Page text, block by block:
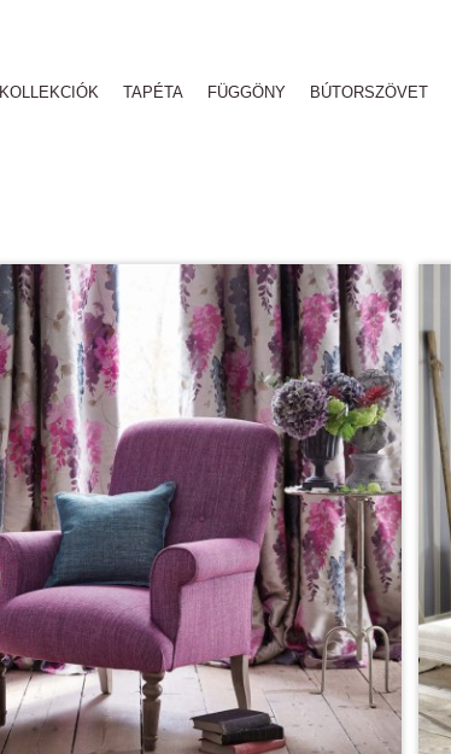
KOLLEKCIÓK TAPÉTA FÜGGÖNY BÚTORSZÖVET